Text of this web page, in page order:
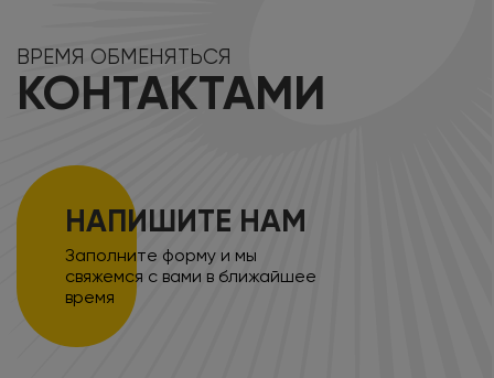
ВРЕМЯ ОБМЕНЯТЬСЯ
КОНТАКТАМИ
НАПИШИТЕ НАМ
Заполните форму и мы
свяжемся с вами в ближайшее
время